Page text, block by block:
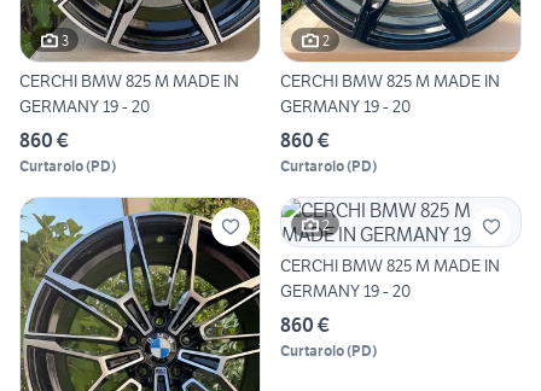
3
CERCHI BMW 825 M MADE IN
GERMANY 19 - 20
860 €
Curtarolo(PD)
2
CERCHI BMW 825 M MADE IN
GERMANY 19 - 20
860 €
Curtarolo(PD)
2
CERCHI BMW 825 M MADE IN
GERMANY 19 - 20
860 €
Curtarolo(PD)